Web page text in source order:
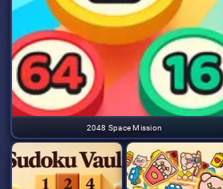
2048 Space Mission